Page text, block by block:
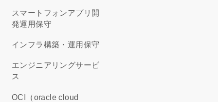
スマートフォンアプリ開
発運用保守
インフラ構築・運用保守
エンジニアリングサービ
ス
OCI（oracle cloud